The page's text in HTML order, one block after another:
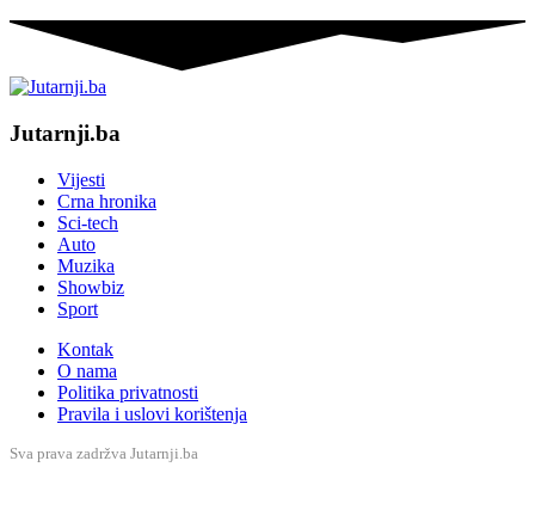
Jutarnji.ba
Vijesti
Crna hronika
Sci-tech
Auto
Muzika
Showbiz
Sport
Kontak
O nama
Politika privatnosti
Pravila i uslovi korištenja
Sva prava zadržva Jutarnji.ba